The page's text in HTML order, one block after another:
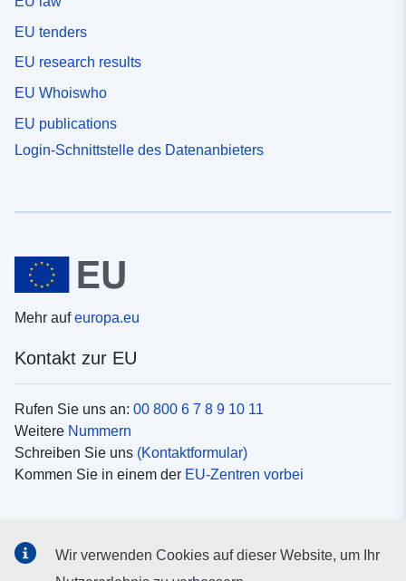
EU tenders
EU research results
EU Whoiswho
EU publications
Login-Schnittstelle des Datenanbieters
Mehr aufeuropa.eu
Kontakt zur EU
Rufen Sie uns an: 00 800 6 7 8 9 10 11
Weitere Nummern
Schreiben Sie uns (Kontaktformular)
Kommen Sie in einem der EU-Zentren vorbei
Wir verwenden Cookies auf dieser Website, um Ihr